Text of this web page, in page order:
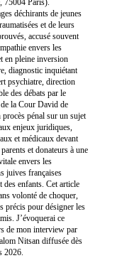
déchirants de jeunes
et de leurs
accusé souvent
envers les
en pleine inversion
diagnostic inquiétant
psychiatre, direction
des débats par le
la Cour David de
pénal sur un sujet
enjeux juridiques,
et médicaux devant
et donateurs à une
envers les
juives françaises
des enfants. Cet article
volonté de choquer,
précis pour désigner les
J’évoquerai ce
de mon interview par
Nitsan diffusée dès
2026.